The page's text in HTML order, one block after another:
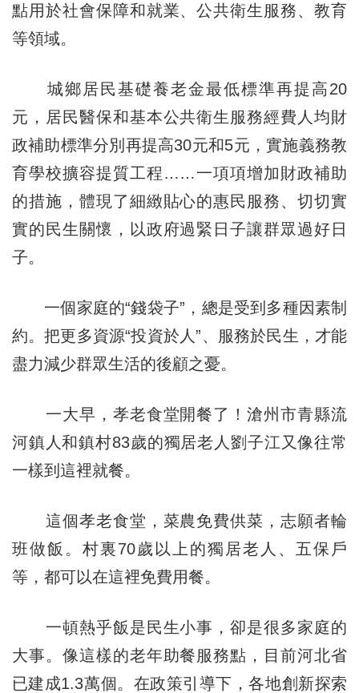
點用於社會保障和就業、公共衛生服務、教育
等領域。
城鄉居民基礎養老金最低標準再提高20
元，居民醫保和基本公共衛生服務經費人均財
政補助標準分別再提高30元和5元，實施義務教
育學校擴容提質工程……一項項增加財政補助
的措施，體現了細緻貼心的惠民服務、切切實
實的民生關懷，以政府過緊日子讓群眾過好日
子。
一個家庭的“錢袋子”，總是受到多種因素制
約。把更多資源“投資於人”、服務於民生，才能
盡力減少群眾生活的後顧之憂。
一大早，孝老食堂開餐了！滄州市青縣流
河鎮人和鎮村83歲的獨居老人劉子江又像往常
一樣到這裡就餐。
這個孝老食堂，菜農免費供菜，志願者輪
班做飯。村裏70歲以上的獨居老人、五保戶
等，都可以在這裡免費用餐。
一頓熱乎飯是民生小事，卻是很多家庭的
大事。像這樣的老年助餐服務點，目前河北省
已建成1.3萬個。在政策引導下，各地創新探索